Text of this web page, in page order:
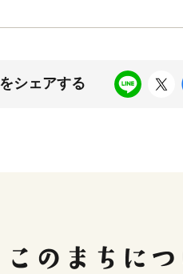
シェアする